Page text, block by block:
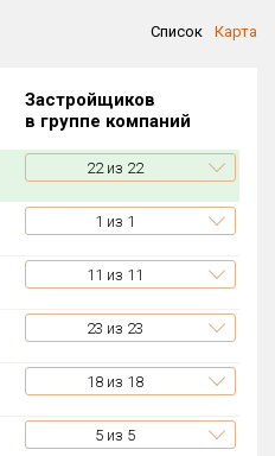
Список Карта
Застройщиков
в группе компаний
22из 22
1 из 1
11 из 11
23 из 23
18из 18
5из 5